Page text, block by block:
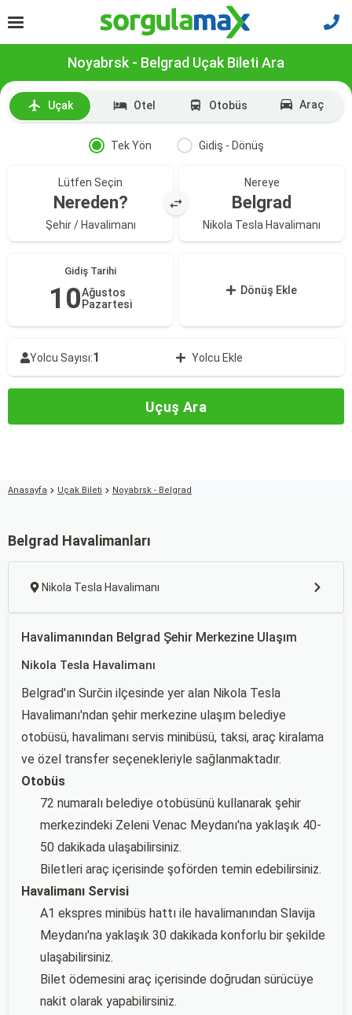
Noyabrsk - Belgrad Uçak Bileti Ara
Uçak Otel Otobüs Araç
Tek Yön Gidiş - Dönüş
Lütfen Seçin
Nereden?
Şehir / Havalimanı
Nereye
Belgrad
Nikola Tesla Havalimanı
Gidiş Tarihi
10Ağustos
Pazartesi
Dönüş Ekle
Yolcu Sayısı:1 Yolcu Ekle
Uçuş Ara
Anasayfa Uçak Bileti Noyabrsk - Belgrad
Belgrad Havalimanları
Nikola Tesla Havalimanı
Havalimanından Belgrad Şehir Merkezine Ulaşım
Nikola Tesla Havalimanı
Belgrad'ın Surčin ilçesinde yer alan Nikola Tesla
Havalimanı'ndan şehir merkezine ulaşım belediye
otobüsü, havalimanı servis minibüsü, taksi, araç kiralama
ve özel transfer seçenekleriyle sağlanmaktadır.
Otobüs
72 numaralı belediye otobüsünü kullanarak şehir
merkezindeki Zeleni Venac Meydanı'na yaklaşık 40-
50 dakikada ulaşabilirsiniz.
Biletleri araç içerisinde şoförden temin edebilirsiniz.
Havalimanı Servisi
A1 ekspres minibüs hattı ile havalimanından Slavija
Meydanı'na yaklaşık 30 dakikada konforlu bir şekilde
ulaşabilirsiniz.
Bilet ödemesini araç içerisinde doğrudan sürücüye
nakit olarak yapabilirsiniz.